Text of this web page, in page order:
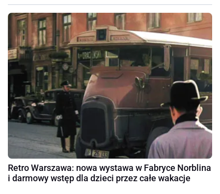
Retro Warszawa: nowa wystawa w Fabryce Norblina
i darmowy wstęp dla dzieci przez całe wakacje